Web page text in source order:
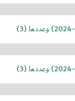
) وعددها (3)
) وعددها (3)